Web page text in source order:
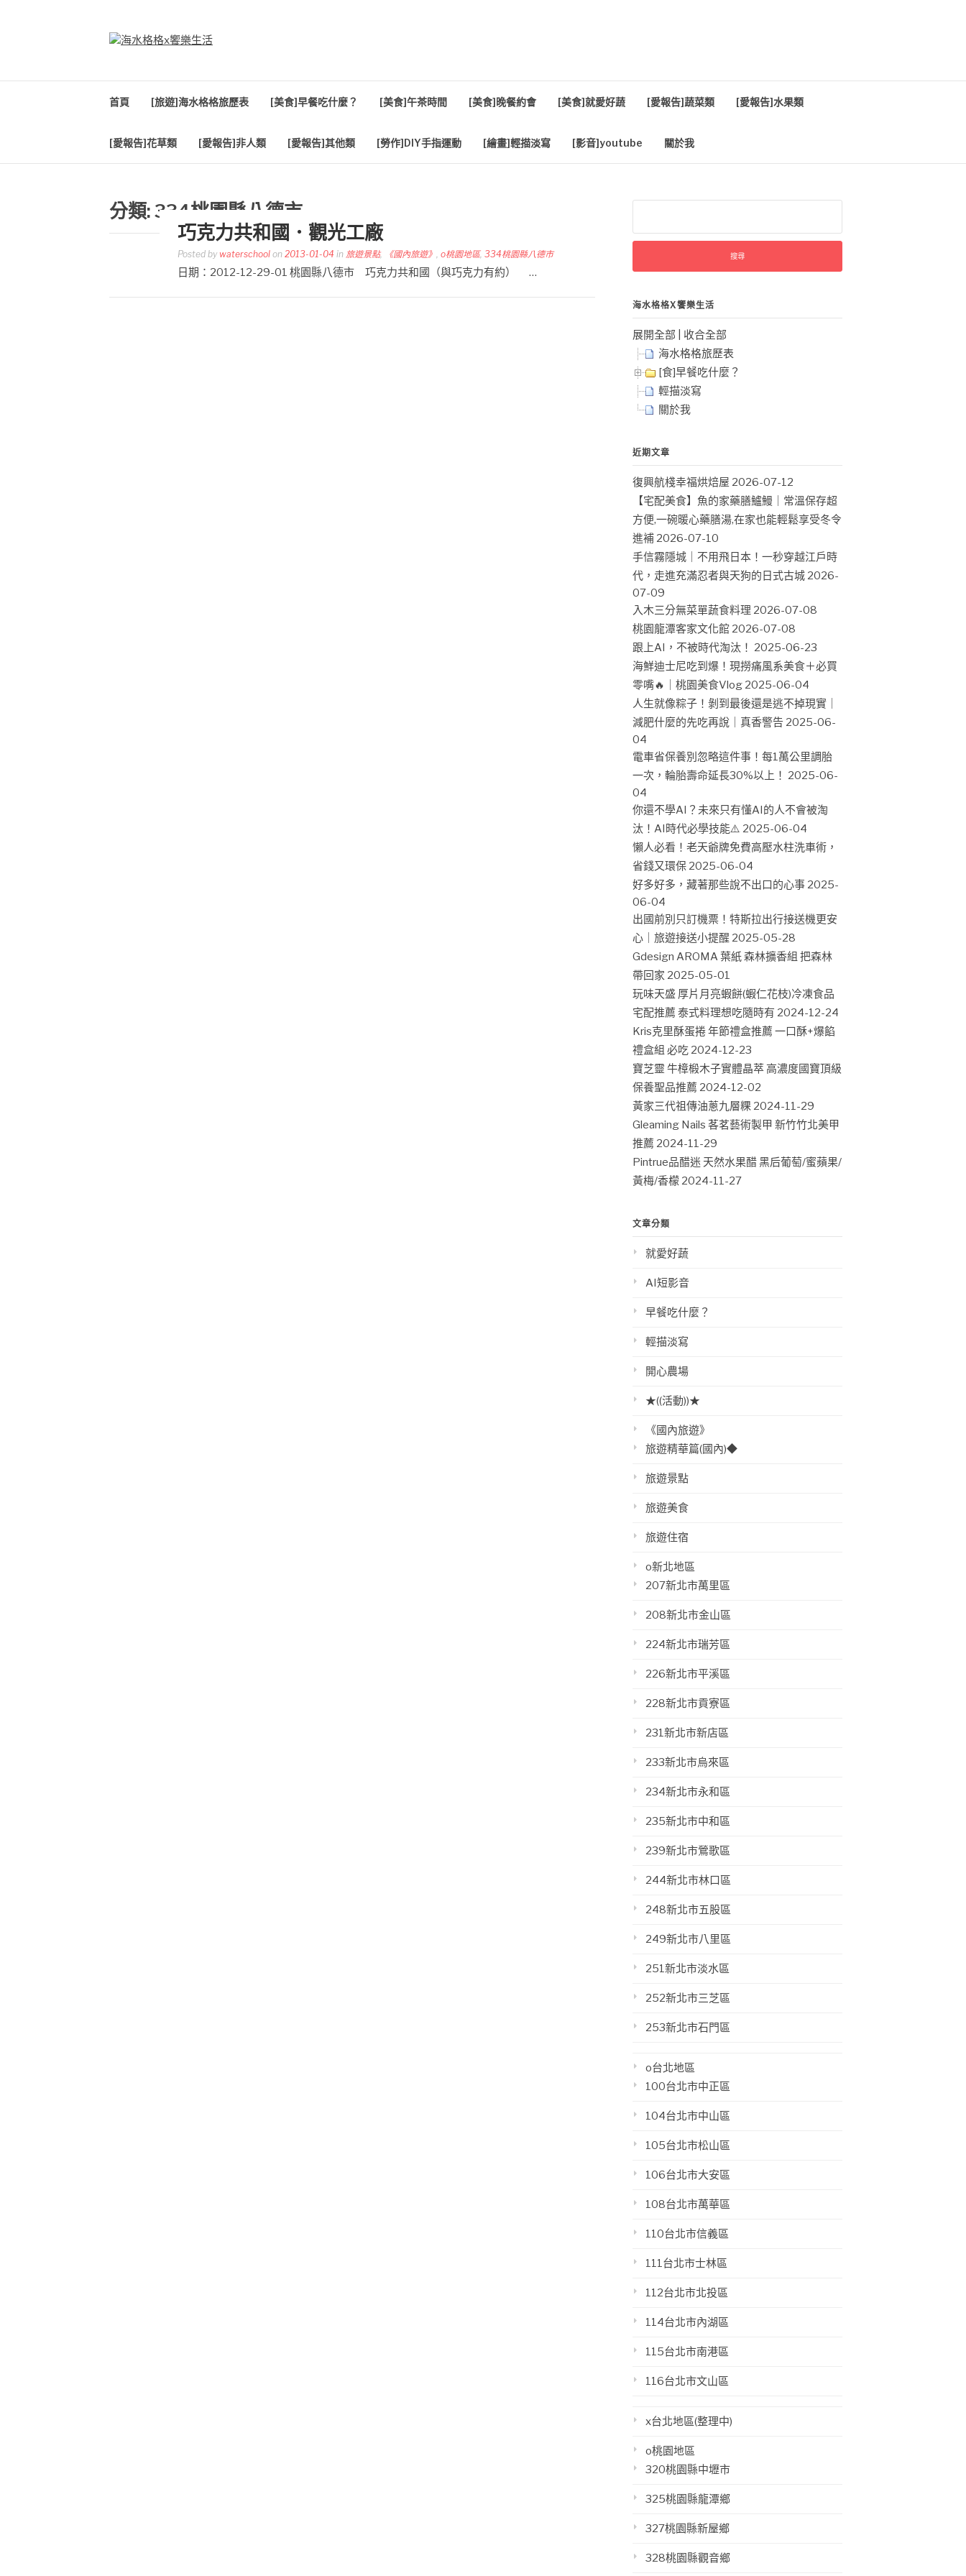
首頁 [旅遊]海水格格旅歷表 [美食]早餐吃什麼？ [美食]午茶時間 [美食]晚餐約會 [美食]就愛好蔬 [愛報告]蔬菜類 [愛報告]水果類
[愛報告]花草類 [愛報告]非人類 [愛報告]其他類 [勞作]DIY手指運動 [繪畫]輕描淡寫 [影音]youtube 關於我
分類:334桃園縣八德市
巧克力共和國．觀光工廠
Posted by waterschool on 2013-01-04 in 旅遊景點, 《國內旅遊》 , o桃園地區, 334桃園縣八德市
日期：2012-12-29-01 桃園縣八德市 巧克力共和國（與巧克力有約） …
關
字:
海水格格X饗樂生活
展開全部
收合全部
海水格格旅歷表
[食]早餐吃什麼？
輕描淡寫
關於我
近期文章
復興航棧幸福烘焙屋 2026-07-12
【宅配美食】魚的家藥膳鱸鰻｜常溫保存超
方便,一碗暖心藥膳湯,在家也能輕鬆享受冬令
進補 2026-07-10
手信霧隱城｜不用飛日本！一秒穿越江戶時
代，走進充滿忍者與天狗的日式古城 2026-
07-09
入木三分無菜單蔬食料理 2026-07-08
桃園龍潭客家文化館 2026-07-08
跟上AI，不被時代淘汰！ 2025-06-23
海鮮迪士尼吃到爆！現撈痛風系美食＋必買
零嘴🔥｜桃園美食Vlog 2025-06-04
人生就像粽子！剝到最後還是逃不掉現實｜
減肥什麼的先吃再說｜真香警告 2025-06-
04
電車省保養別忽略這件事！每1萬公里調胎
一次，輪胎壽命延長30%以上！ 2025-06-
04
你還不學AI？未來只有懂AI的人不會被淘
汰！AI時代必學技能⚠️ 2025-06-04
懶人必看！老天爺牌免費高壓水柱洗車術，
省錢又環保 2025-06-04
好多好多，藏著那些說不出口的心事 2025-
06-04
出國前別只訂機票！特斯拉出行接送機更安
心｜旅遊接送小提醒 2025-05-28
Gdesign AROMA 葉紙 森林擴香組 把森林
帶回家 2025-05-01
玩味天盛 厚片月亮蝦餅(蝦仁花枝)冷凍食品
宅配推薦 泰式料理想吃隨時有 2024-12-24
Kris克里酥蛋捲 年節禮盒推薦 一口酥+爆餡
禮盒組 必吃 2024-12-23
寶芝靈 牛樟椴木子實體晶萃 高濃度國寶頂級
保養聖品推薦 2024-12-02
黃家三代祖傳油蔥九層粿 2024-11-29
Gleaming Nails 茖茗藝術製甲 新竹竹北美甲
推薦 2024-11-29
Pintrue品醋迷 天然水果醋 黑后葡萄/蜜蘋果/
黃梅/香檬 2024-11-27
文章分類
就愛好蔬
AI短影音
早餐吃什麼？
輕描淡寫
開心農場
★((活動))★
《國內旅遊》
旅遊精華篇(國內)◆
旅遊景點
旅遊美食
旅遊住宿
o新北地區
207新北市萬里區
208新北市金山區
224新北市瑞芳區
226新北市平溪區
228新北市貢寮區
231新北市新店區
233新北市烏來區
234新北市永和區
235新北市中和區
239新北市鶯歌區
244新北市林口區
248新北市五股區
249新北市八里區
251新北市淡水區
252新北市三芝區
253新北市石門區
o台北地區
100台北市中正區
104台北市中山區
105台北市松山區
106台北市大安區
108台北市萬華區
110台北市信義區
111台北市士林區
112台北市北投區
114台北市內湖區
115台北市南港區
116台北市文山區
x台北地區(整理中)
o桃園地區
320桃園縣中壢市
325桃園縣龍潭鄉
327桃園縣新屋鄉
328桃園縣觀音鄉